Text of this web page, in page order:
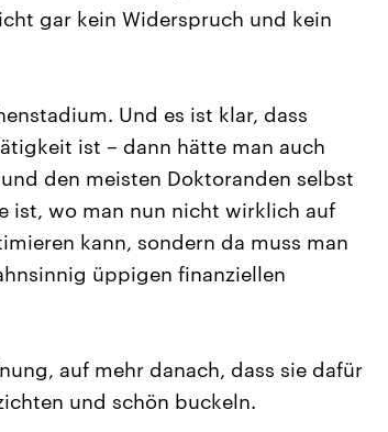
gar kein Widerspruch und kein
Und es ist klar, dass
ist – dann hätte man auch
den meisten Doktoranden selbst
ist, wo man nun nicht wirklich auf
kann, sondern da muss man
üppigen finanziellen
auf mehr danach, dass sie dafür
und schön buckeln.